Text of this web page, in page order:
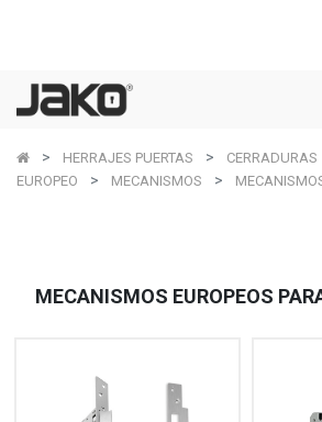
HERRAJES PUERTAS CERRADURAS
EUROPEO
MECANISMOS
MECANISMOS EUROPEOS